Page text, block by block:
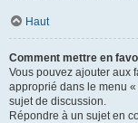
Haut
Comment mettre en
Vous pouvez ajouter aux
approprié dans le menu
sujet de discussion.
Répondre à un sujet en